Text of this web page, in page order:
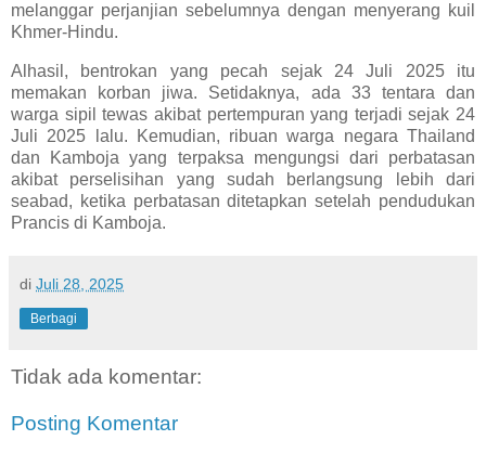
melanggar perjanjian sebelumnya dengan menyerang kuil
Khmer-Hindu.
Alhasil, bentrokan yang pecah sejak 24 Juli 2025 itu
memakan korban jiwa. Setidaknya, ada 33 tentara dan
warga sipil tewas akibat pertempuran yang terjadi sejak 24
Juli 2025 lalu. Kemudian, ribuan warga negara Thailand
dan Kamboja yang terpaksa mengungsi dari perbatasan
akibat perselisihan yang sudah berlangsung lebih dari
seabad, ketika perbatasan ditetapkan setelah pendudukan
Prancis di Kamboja.
di Juli 28, 2025
Berbagi
Tidak ada komentar:
Posting Komentar